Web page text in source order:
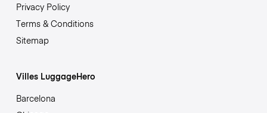
Privacy Policy
Terms & Conditions
Sitemap
Villes LuggageHero
Barcelona